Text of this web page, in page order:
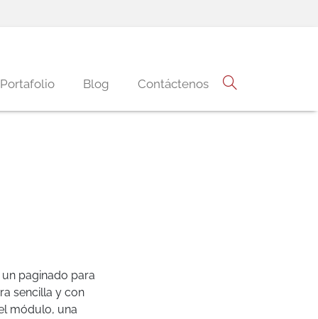
Portafolio Blog Contáctenos
paginado para
sencilla y con
módulo, una